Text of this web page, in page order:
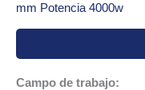
mm Potencia 4000w
Campo de trabajo: